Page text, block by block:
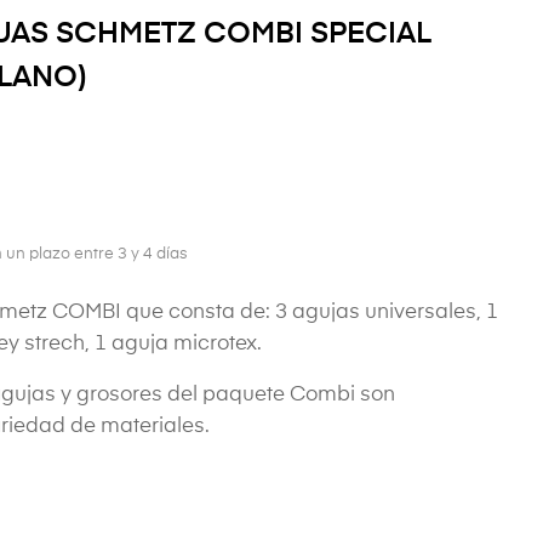
SCHMETZ COMBI SPECIAL
un plazo entre 3 y 4 días
COMBI que consta de: 3 agujas universales, 1
strech, 1 aguja microtex.
y grosores del paquete Combi son
de materiales.